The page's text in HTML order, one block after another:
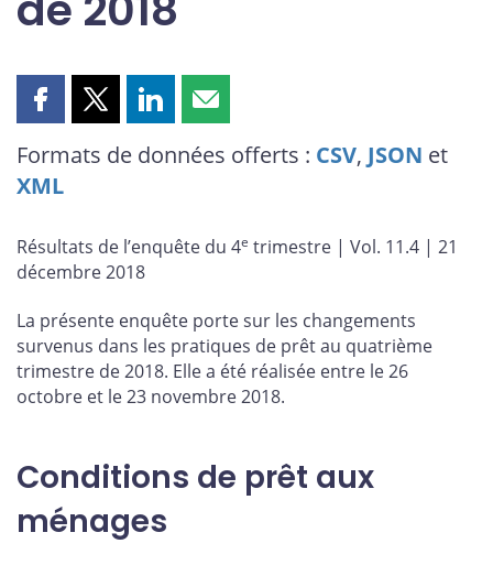
tarifaires se sont assouplies pour les grandes sociétés,
Partager
page
sur
Partager
page
Partager
page
Partager
page
Formats de données offerts : CSV, JSON et
XML
Résultats de l’enquête du 4e trimestre | Vol. 11.4 | 21
décembre 2018
La présente enquête porte sur les changements
survenus dans les pratiques de prêt au quatrième
trimestre de 2018. Elle a été réalisée entre le 26
octobre et le 23 novembre 2018.
Conditions de prêt aux
ménages